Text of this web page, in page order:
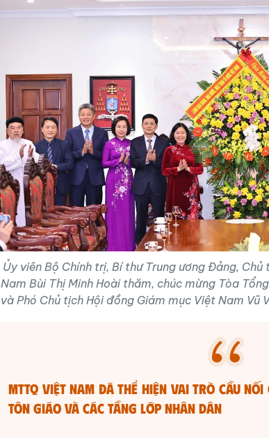
Ủy viên Bộ Chính trị, Bí thư Trung ương Đảng,
Nam Bùi Thị Minh Hoài thăm, chúc mừng Tòa
và Phó Chủ tịch Hội đồng Giám mục Việt Nam Vũ
MTTQ Việt Nam đã thể hiện vai trò cầu
tôn giáo và các tầng lớp nhân dân